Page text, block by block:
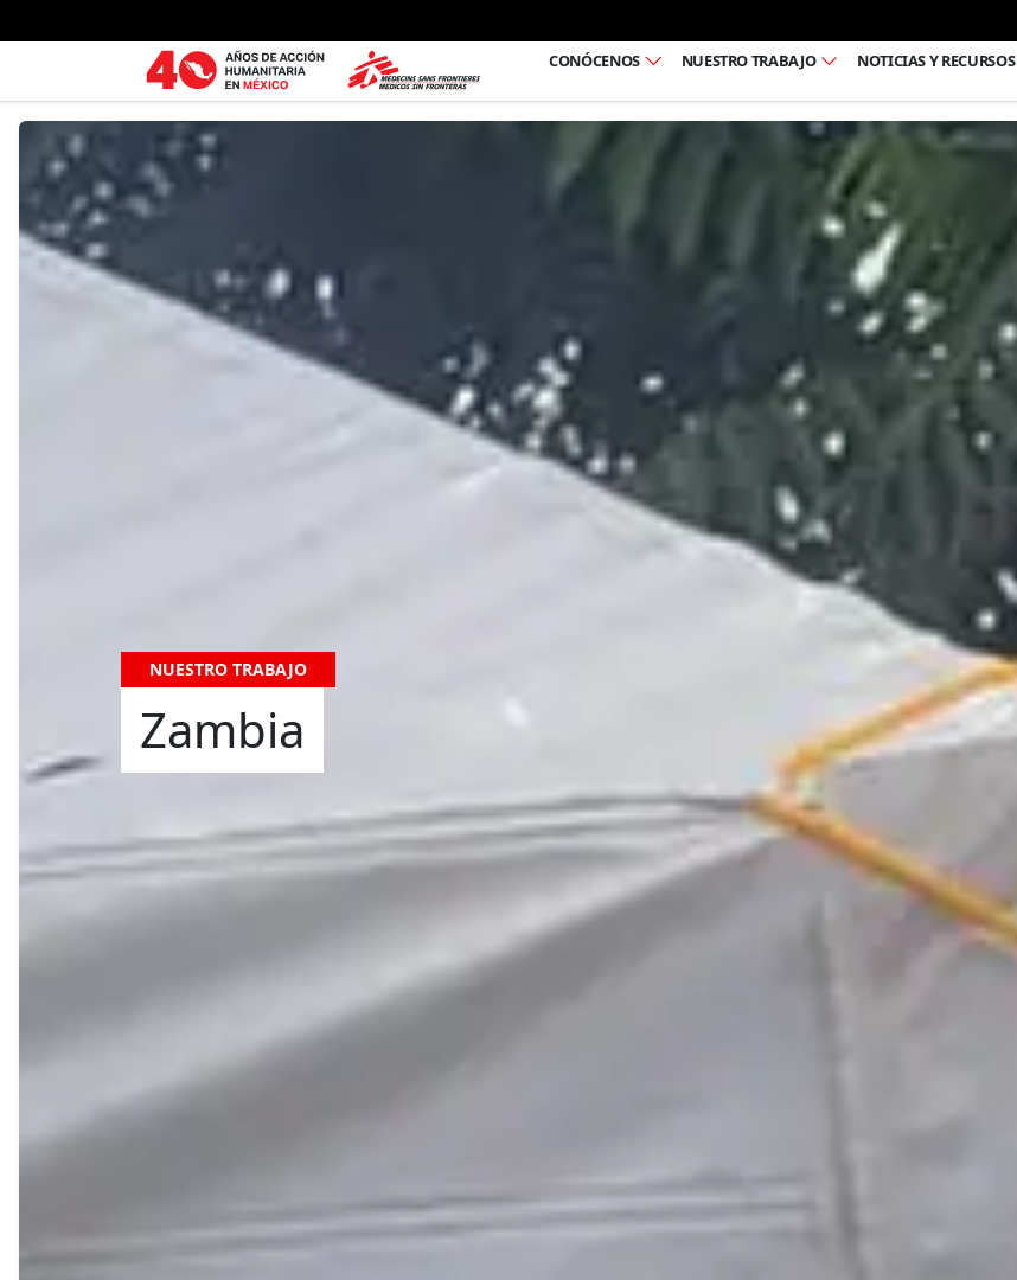
CONÓCENOS
NUESTRO TRABAJO NOTICIAS Y RECURSOS
NUESTRO TRABAJO
Zambia